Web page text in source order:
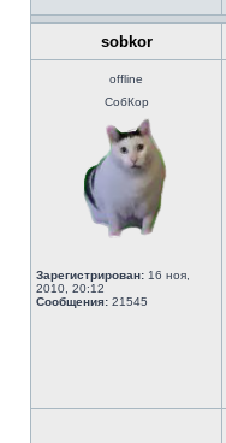
sobkor
offline
СобКор
Зарегистрирован: 16 ноя,
2010, 20:12
Сообщения: 21545